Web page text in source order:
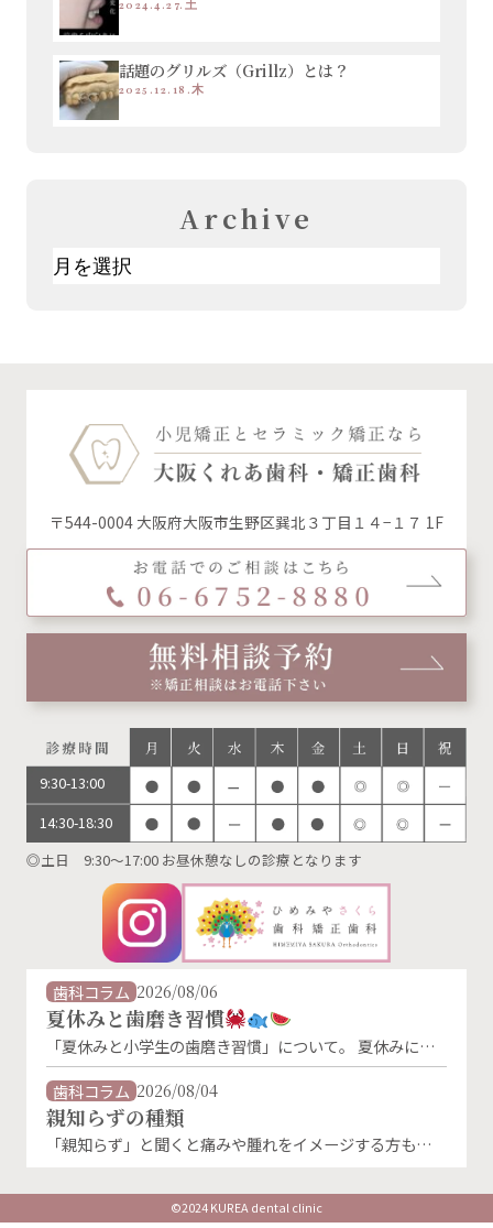
2024.4.27.土
話題のグリルズ（Grillz）とは？
2025.12.18.木
Archive
ア
〒544-0004 大阪府大阪市生野区巽北３丁目１４−１７ 1F
9:30-13:00
14:30-18:30
◎土日 9:30～17:00 お昼休憩なしの診療となります
歯科コラム 2026/08/06
夏休みと歯磨き習慣
「夏休みと小学生の歯磨き習慣」について。 夏休みに入
り、生活リズムが変わることで、歯磨きの習慣が乱れがち
になります。特に朝の歯磨きは、「朝ごはんを食べないか
ら」「外に出かけないから」といった理由で忘れやすくな
るものです。 しかし、夏休み中でもむし歯菌は活発に活
動しています。朝・晩しっかり磨くことが、お子さんの大
歯科コラム 2026/08/04
親知らずの種類
「親知らず」と聞くと痛みや腫れをイメージする方も多い
すさや治療法が異なります。 親知らずの主な種類 ①まっ
©2024 KUREA dental clinic